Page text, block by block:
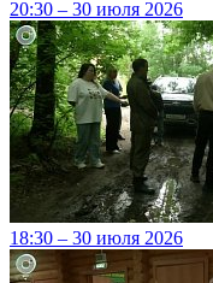
20:30 – 30 июля 2026
18:30 – 30 июля 2026